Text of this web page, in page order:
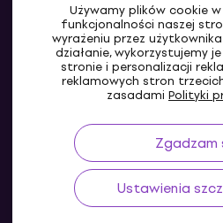
Używamy plików cookie
funkcjonalności naszej
wyrażeniu przez
działanie, wykorzystujemy
stronie i personalizacji
reklamowych stron
zasadami Polityki
Zgadzam
Ustawienia
PL